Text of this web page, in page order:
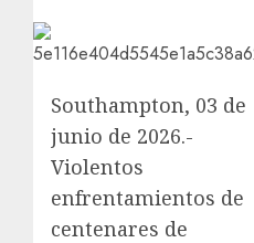
Southampton, 03 de
junio de 2026.-
Violentos
enfrentamientos de
centenares de